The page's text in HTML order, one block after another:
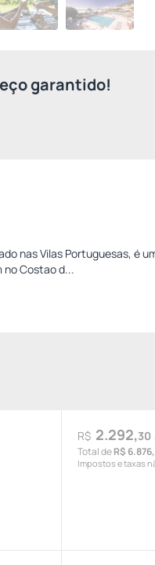
garantido!
nas Vilas Portuguesas, é
Costao d...
R$ 2.292,30
Total deR$
Impostos e taxas